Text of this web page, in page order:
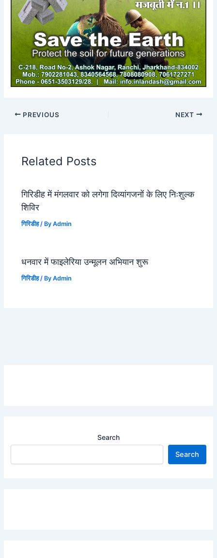
PREVIOUS NEXT
Related Posts
गिरिडीह में मंगलवार को लगेगा दिव्यांगजनों के लिए निःशुल्क
शिविर
गिरिडीह/ ByAdmin
धनवार में फाइलेरिया उन्मूलन अभियान शुरू
गिरिडीह/ ByAdmin
Search
Search